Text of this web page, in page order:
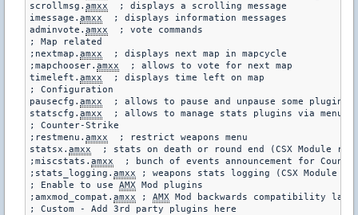
scrollmsg. amxx
  ; displays a scrolling message
imessage. amxx
  ; displays information messages
adminvote. amxx
  ; vote commands
; Map related
;nextmap. amxx
  ; displays next map in mapcycle
;mapchooser. amxx
  ; allows to vote for next map
timeleft. amxx
  ; displays time left on map
; Configuration
pausecfg. amxx
  ; allows to pause and unpause some plugins
statscfg. amxx
; allows to manage stats plugins via menu
; Counter-Strike
;restmenu. amxx
  ; restrict weapons menu
statsx. amxx
; stats on death or round end (CSX Module
;miscstats. amxx
; bunch of events announcement for
;stats_logging. amxx ; weapons stats logging (CSX Module
; Enable to use AMX Mod plugins
;amxmod_compat. amxx ; AMX Mod backwards compatibility
; Custom - Add 3rd party plugins here